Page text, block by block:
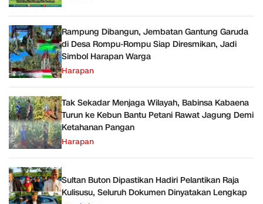
Rampung Dibangun, Jembatan Gantung Garuda
di Desa Rompu-Rompu Siap Diresmikan, Jadi
Simbol Harapan Warga
Harapan
Tak Sekadar Menjaga Wilayah, Babinsa Kabaena
Turun ke Kebun Bantu Petani Rawat Jagung Demi
Ketahanan Pangan
Harapan
Sultan Buton Dipastikan Hadiri Pelantikan Raja
Kulisusu, Seluruh Dokumen Dinyatakan Lengkap